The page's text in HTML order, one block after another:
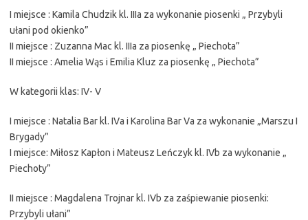
I miejsce : Kamila Chudzik kl. IIIa za wykonanie piosenki „ Przybyli
ułani pod okienko”
II miejsce : Zuzanna Mac kl. IIIa za piosenkę „ Piechota”
II miejsce : Amelia Wąs i Emilia Kluz za piosenkę „ Piechota”
W kategorii klas: IV- V
I miejsce : Natalia Bar kl. IVa i Karolina Bar Va za wykonanie „Marszu I
Brygady”
I miejsce: Miłosz Kapłon i Mateusz Leńczyk kl. IVb za wykonanie „
Piechoty”
II miejsce : Magdalena Trojnar kl. IVb za zaśpiewanie piosenki:
Przybyli ułani”